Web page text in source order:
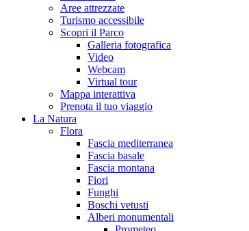
Aree attrezzate
Turismo accessibile
Scopri il Parco
Galleria fotografica
Video
Webcam
Virtual tour
Mappa interattiva
Prenota il tuo viaggio
La Natura
Flora
Fascia mediterranea
Fascia basale
Fascia montana
Fiori
Funghi
Boschi vetusti
Alberi monumentali